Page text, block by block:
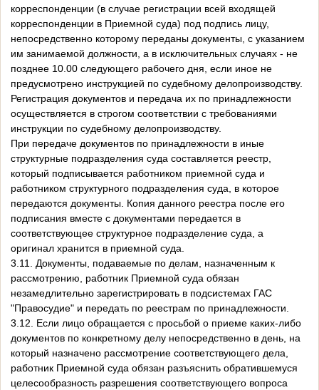
корреспонденции (в случае регистрации всей входящей
корреспонденции в Приемной суда) под подпись лицу,
непосредственно которому переданы документы, с указанием
им занимаемой должности, а в исключительных случаях - не
позднее 10.00 следующего рабочего дня, если иное не
предусмотрено инструкцией по судебному делопроизводству.
Регистрация документов и передача их по принадлежности
осуществляется в строгом соответствии с требованиями
инструкции по судебному делопроизводству.
При передаче документов по принадлежности в иные
структурные подразделения суда составляется реестр,
который подписывается работником приемной суда и
работником структурного подразделения суда, в которое
передаются документы. Копия данного реестра после его
подписания вместе с документами передается в
соответствующее структурное подразделение суда, а
оригинал хранится в приемной суда.
3.11. Документы, подаваемые по делам, назначенным к
рассмотрению, работник Приемной суда обязан
незамедлительно зарегистрировать в подсистемах ГАС
"Правосудие" и передать по реестрам по принадлежности.
3.12. Если лицо обращается с просьбой о приеме каких-либо
документов по конкретному делу непосредственно в день, на
который назначено рассмотрение соответствующего дела,
работник Приемной суда обязан разъяснить обратившемуся
целесообразность разрешения соответствующего вопроса